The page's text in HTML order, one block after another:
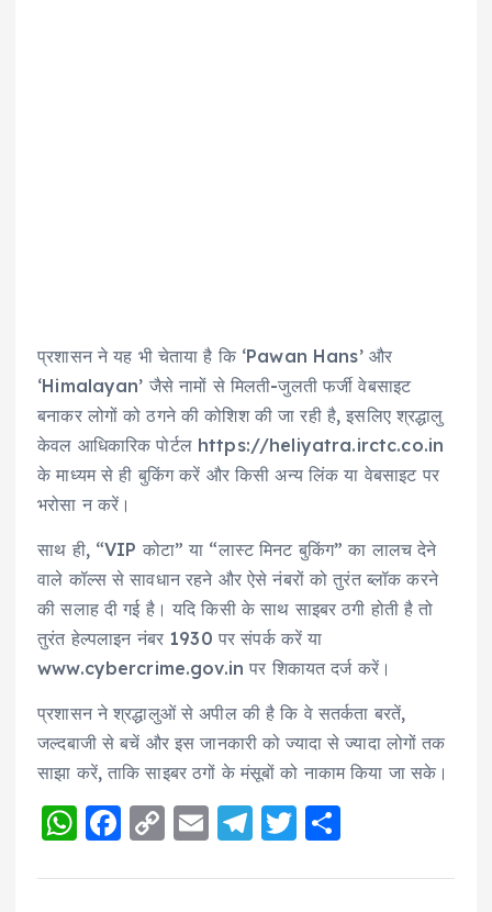
प्रशासन ने यह भी चेताया है कि ‘Pawan Hans’ और
‘Himalayan’ जैसे नामों से मिलती-जुलती फर्जी वेबसाइट
बनाकर लोगों को ठगने की कोशिश की जा रही है, इसलिए श्रद्धालु
केवल आधिकारिक पोर्टल https://heliyatra.irctc.co.in
के माध्यम से ही बुकिंग करें और किसी अन्य लिंक या वेबसाइट पर
भरोसा न करें।
साथ ही, “VIP कोटा” या “लास्ट मिनट बुकिंग” का लालच देने
वाले कॉल्स से सावधान रहने और ऐसे नंबरों को तुरंत ब्लॉक करने
की सलाह दी गई है। यदि किसी के साथ साइबर ठगी होती है तो
तुरंत हेल्पलाइन नंबर 1930 पर संपर्क करें या
www.cybercrime.gov.in पर शिकायत दर्ज करें।
प्रशासन ने श्रद्धालुओं से अपील की है कि वे सतर्कता बरतें,
जल्दबाजी से बचें और इस जानकारी को ज्यादा से ज्यादा लोगों तक
साझा करें, ताकि साइबर ठगों के मंसूबों को नाकाम किया जा सके।
W
a
F
c
C
p
E
ai
T
e
T
it a